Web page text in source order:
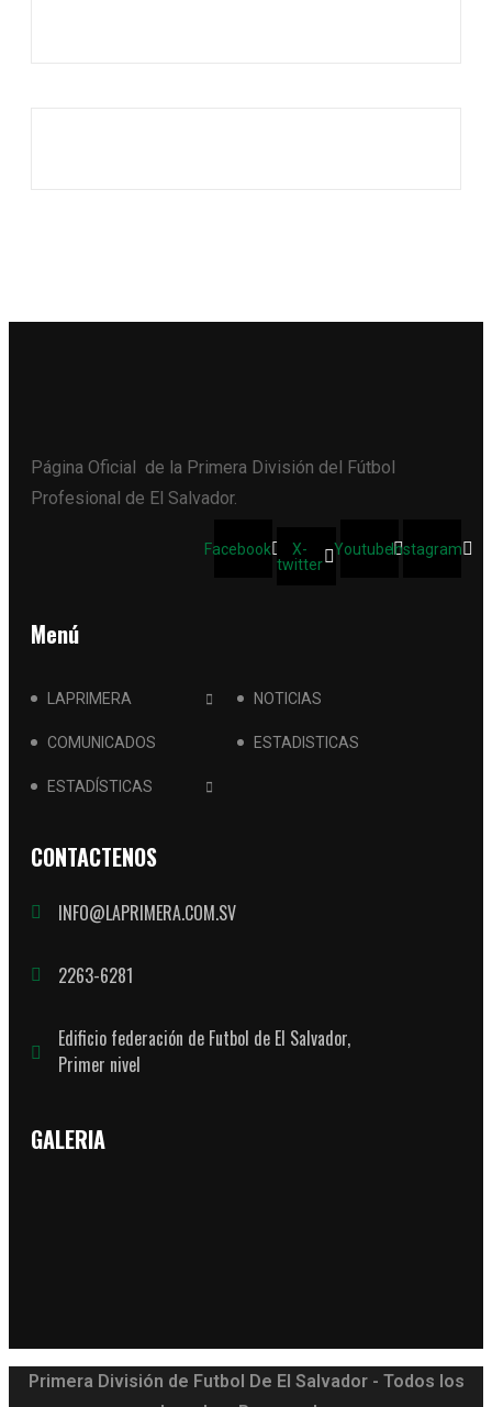
Página Oficial de la Primera División del Fútbol
Profesional de El Salvador.
Facebook
X-
twitter
YoutubeInstagram
Menú
LAPRIMERA NOTICIAS
COMUNICADOS ESTADISTICAS
ESTADÍSTICAS
CONTACTENOS
INFO@LAPRIMERA.COM.SV
2263-6281
Edificio federación de Futbol de El Salvador,
Primer nivel
GALERIA
Primera División de Futbol De El Salvador - Todos los